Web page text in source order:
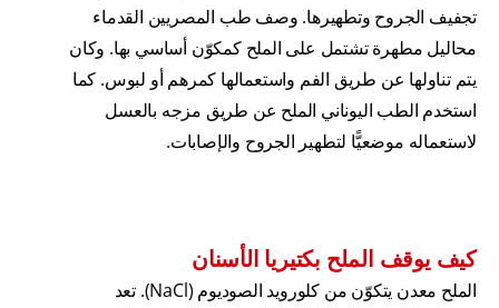
تجفيف الجروح وتطهيرها. وصف طب المصريين القدماء
محاليل مطهرة تشتمل على الملح كمكوّن أساسي بها. وكان
يتم تناولها عن طريق الفم واستعمالها كمرهم أو لبوس. كما
استخدم الطب اليوناني الملح عن طريق مزجه بالعسل
لاستعماله موضعيًّا لتطهير الجروح والإصابات.
كيف يوقف الملح بكتيريا الأسنان
الملح معدن يتكوّن من كلورويد الصوديوم (NaCl). تعد